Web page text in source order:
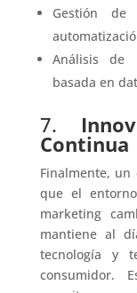
Gestión
Análisis de
basada en
7.
Continua
Finalmente,
que el
marketing
mantiene al
tecnología y
consumidor.